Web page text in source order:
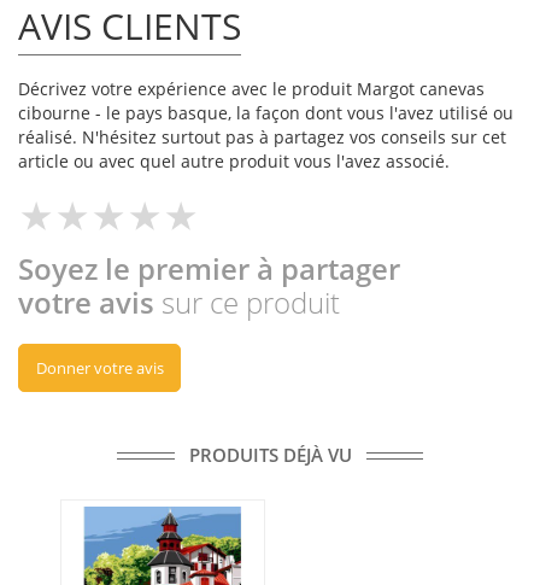
AVIS CLIENTS
Décrivez votre expérience avec le produit Margot canevas
cibourne - le pays basque, la façon dont vous l'avez utilisé ou
réalisé. N'hésitez surtout pas à partagez vos conseils sur cet
article ou avec quel autre produit vous l'avez associé.
Soyez le premier à partager
votre avis sur ce produit
Donner votre avis
PRODUITS DÉJÀ VU